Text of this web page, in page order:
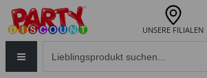
UNSERE FILIALEN